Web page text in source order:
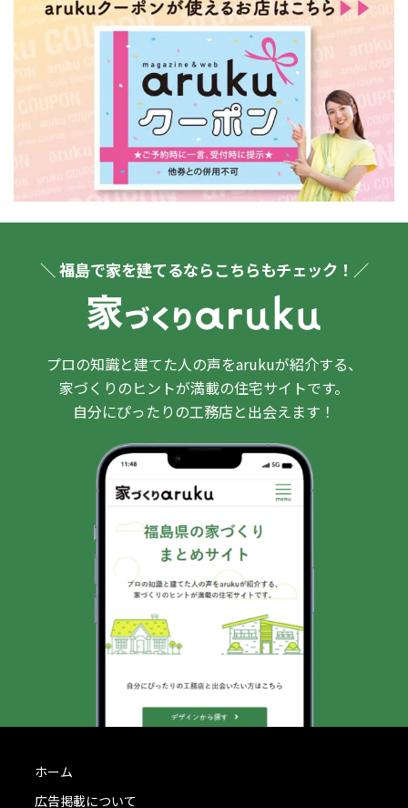
＼ 福島で家を建てるならこちらもチェック！／
プロの知識と建てた人の声をarukuが紹介する、
家づくりのヒントが満載の住宅サイトです。
自分にぴったりの工務店と出会えます！
ホーム
広告掲載について